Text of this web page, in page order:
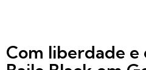
Com liberdade e